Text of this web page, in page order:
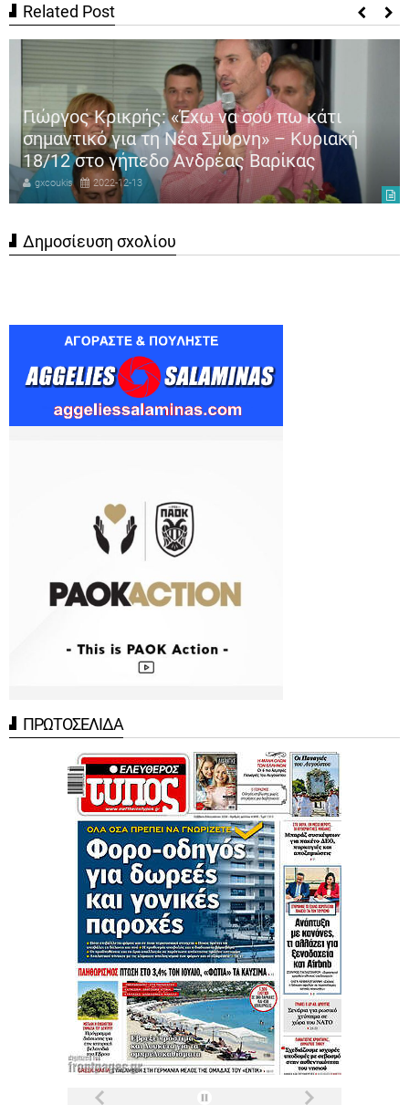
Related Post
Γιώργος Κρικρής: «Έχω να σου πω κάτι
σημαντικό για τη Νέα Σμύρνη» – Κυριακή
18/12 στο γήπεδο Ανδρέας Βαρίκας
gxcoukis 2022-12-13
Δημοσίευση σχολίου
ΠΡΩΤΟΣΕΛΙΔΑ